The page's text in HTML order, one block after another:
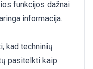
funkcijos dažnai
informacija.
kad techninių
pasitelkti kaip